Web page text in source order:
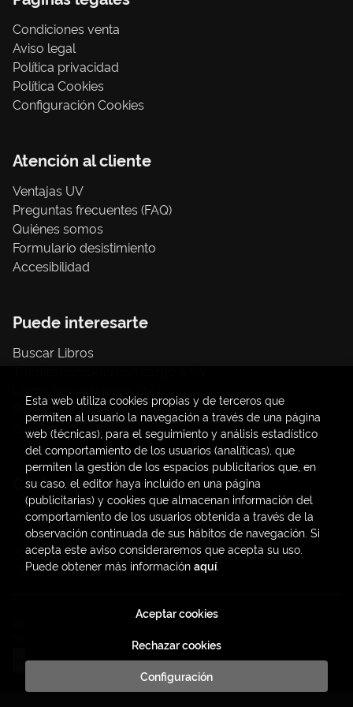
Condiciones venta
Aviso legal
Política privacidad
Política Cookies
Configuración Cookies
Atención al cliente
Ventajas UV
Preguntas frecuentes (FAQ)
Quiénes somos
Formulario desistimiento
Accesibilidad
Puede interesarte
Buscar Libros
Papelería / material oficina
Consumo Sostenible
Contacto
C/ Amadeo de Saboya, 4
(+34) 963828968
latendauv@fundacio.es
Formulario de contacto
. Todos los Derechos Reservados |
Esta web utiliza cookies propias y de terceros que
permiten al usuario la navegación a través de una página
web (técnicas), para el seguimiento y análisis estadístico
del comportamiento de los usuarios (analíticas), que
permiten la gestión de los espacios publicitarios que, en
su caso, el editor haya incluido en una página
(publicitarias) y cookies que almacenan información del
comportamiento de los usuarios obtenida a través de la
observación continuada de sus hábitos de navegación. Si
acepta este aviso consideraremos que acepta su uso.
Puede obtener más información aquí.
Configuración
Rechazar cookies
Aceptar cookies